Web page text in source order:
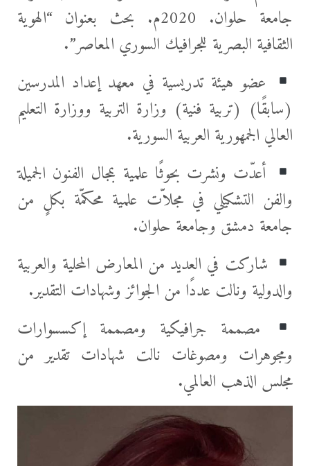
جامعة حلوان. 2020م. بحث بعنوان “الهوية
الثقافية البصرية للجرافيك السوري المعاصر”.
عضو هيئة تدريسية في معهد إعداد المدرسين
(سابقًا) (تربية فنية) وزارة التربية ووزارة التعليم
العالي الجمهورية العربية السورية.
أعدّت ونشرت بحوثًا علمية بمجال الفنون الجميلة
والفن التشكيلي في مجلاّت علمية محكمّة بكلٍ من
جامعة دمشق وجامعة حلوان.
شاركت في العديد من المعارض المحلية والعربية
والدولية ونالت عددًا من الجوائز وشهادات التقدير.
مصممة جرافيكية ومصممة إكسسوارات
ومجوهرات ومصوغات نالت شهادات تقدير من
مجلس الذهب العالمي.